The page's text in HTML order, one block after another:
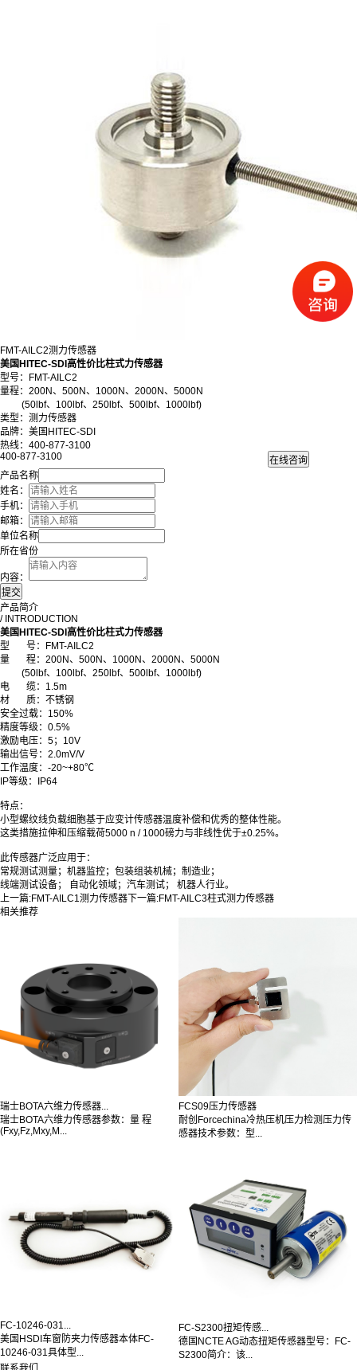
FMT-AILC2测力传感器
美国HITEC-SDI高性价比柱式力传感器
型号：
FMT-AILC2
量程：200N、500N、1000N、2000N、5000N
(50lbf、100lbf、250lbf、500lbf、1000lbf)
类型：测力传感器
品牌：美国HITEC-SDI
热线：400-877-3100
400-877-3100
产品名称
姓名：
手机：
邮箱：
单位名称
所在省份
内容：
产品简介
/ INTRODUCTION
美国HITEC-SDI高性价比柱式力传感器
型
号： FMT-AILC2
量
程：200N、500N、1000N、2000N、5000N
(50lbf、100lbf、250lbf、500lbf、1000lbf)
电
缆：1.5m
材 质：不锈钢
安全过载： 150%
精度等级 ： 0.5%
激励电压： 5；10V
输出信号： 2.0mV/V
工作温度： -20~+80℃
IP等级 ： IP64
特点：
小型螺纹线负载细胞基于应变计传感器温度补偿和优秀的整体性能。
这类措施拉伸和压缩载荷5000 n / 1000磅力与非线性优于±0.25%。
此传感器广泛应用于：
常规测试测量；机器监控；包装组装机械； 制造业；
线端测试设备； 自动化领域；汽车测试； 机器人行业。
上一篇:FMT-AILC1测力传感器 下一篇:FMT-AILC3柱式测力传感器
相关推荐
瑞士BOTA六维力传感器...
瑞士BOTA六维力传感器参数：量 程
(Fxy,Fz,Mxy,M...
FCS09压力传感器
耐创Forcechina冷热压机压力检测压力传
感器技术参数：型...
FC-10246-031...
美国HSDI车窗防夹力传感器本体FC-
10246-031具体型...
FC-S2300扭矩传感...
德国NCTE AG动态扭矩传感器型号：FC-
S2300简介：该...